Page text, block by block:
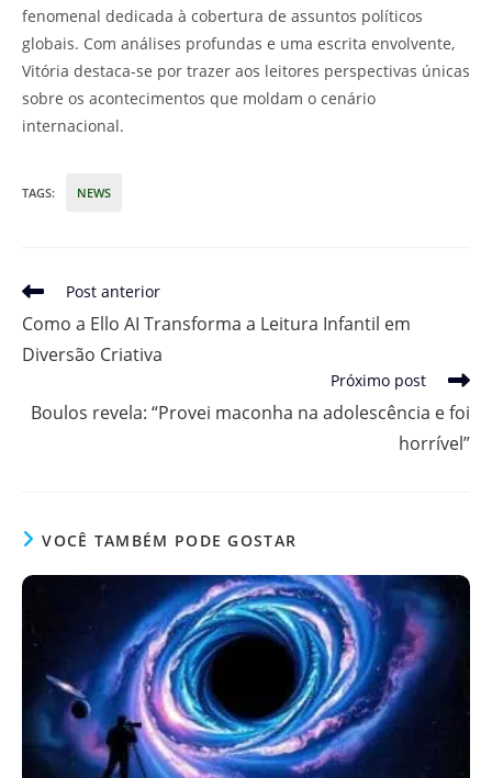
fenomenal dedicada à cobertura de assuntos políticos
globais. Com análises profundas e uma escrita envolvente,
Vitória destaca-se por trazer aos leitores perspectivas únicas
sobre os acontecimentos que moldam o cenário
internacional.
TAGS: NEWS
Leia
artigos
Post anterior
Como a Ello AI Transforma a Leitura Infantil em
Diversão Criativa
Próximo post
Boulos revela: “Provei maconha na adolescência e foi
horrível”
VOCÊ TAMBÉM PODE GOSTAR